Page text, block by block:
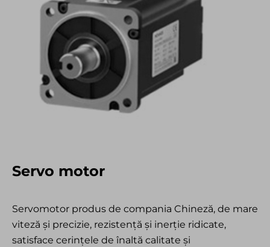
Servo motor
Servomotor produs de compania Chineză, de mare
viteză și precizie, rezistență și inerție ridicate,
satisface cerințele de înaltă calitate și